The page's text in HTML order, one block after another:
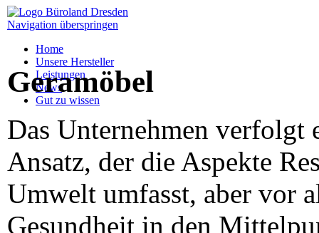
Navigation überspringen
Home
Unsere Hersteller
Leistungen
News
Gut zu wissen
Geramöbel
Das Unternehmen verfolgt
Ansatz, der die Aspekte
Umwelt umfasst, aber vor
Gesundheit in den